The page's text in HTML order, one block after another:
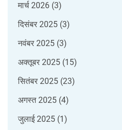
मार्च 2026 (3)
दिसंबर 2025 (3)
नवंबर 2025 (3)
अक्तूबर 2025 (15)
सितंबर 2025 (23)
अगस्त 2025 (4)
जुलाई 2025 (1)